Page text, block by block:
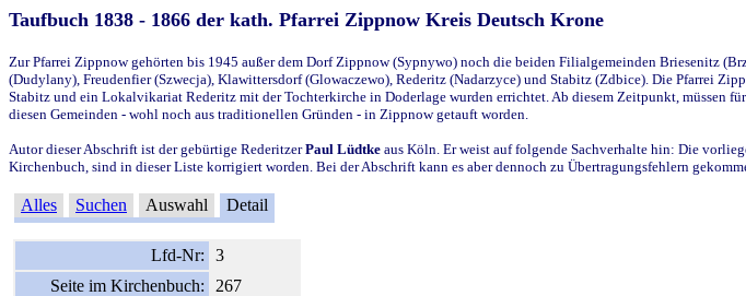
Taufbuch 1838 - 1866 der kath. Pfarrei Zippnow Kreis Deutsch Krone
Zur Pfarrei Zippnow gehörten bis 1945 außer dem Dorf Zippnow (Sypnywo) noch die beiden Filialgemeinden Briesenitz
(Dudylany), Freudenfier (Szwecja), Klawittersdorf (Glowaczewo), Rederitz (Nadarzyce) und Stabitz (Zdbice). Die Pfarrei
Stabitz und ein Lokalvikariat Rederitz mit der Tochterkirche in Doderlage wurden errichtet. Ab diesem Zeitpunkt, müssen
diesen Gemeinden - wohl noch aus traditionellen Gründen - in Zippnow getauft worden.
Autor dieser Abschrift ist der gebürtige RederitzerPaul Lüdtke aus Köln. Er weist auf folgende Sachverhalte hin: Die
Kirchenbuch, sind in dieser Liste korrigiert worden. Bei der Abschrift kann es aber dennoch zu Übertragungsfehlern
Alles Suchen Auswahl Detail
Lfd-Nr:
3
Seite im Kirchenbuch:
267